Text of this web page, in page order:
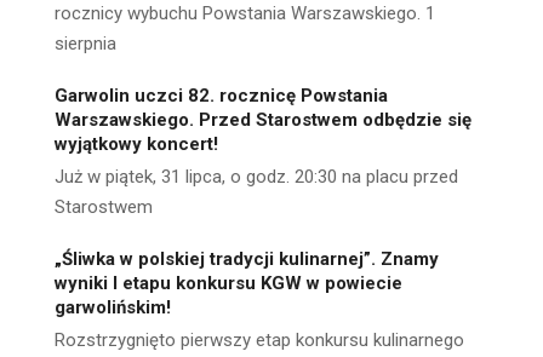
rocznicy wybuchu Powstania Warszawskiego. 1
sierpnia
Garwolin uczci 82. rocznicę Powstania
Warszawskiego. Przed Starostwem odbędzie się
wyjątkowy koncert!
Już w piątek, 31 lipca, o godz. 20:30 na placu przed
Starostwem
„Śliwka w polskiej tradycji kulinarnej”. Znamy
wyniki I etapu konkursu KGW w powiecie
garwolińskim!
Rozstrzygnięto pierwszy etap konkursu kulinarnego